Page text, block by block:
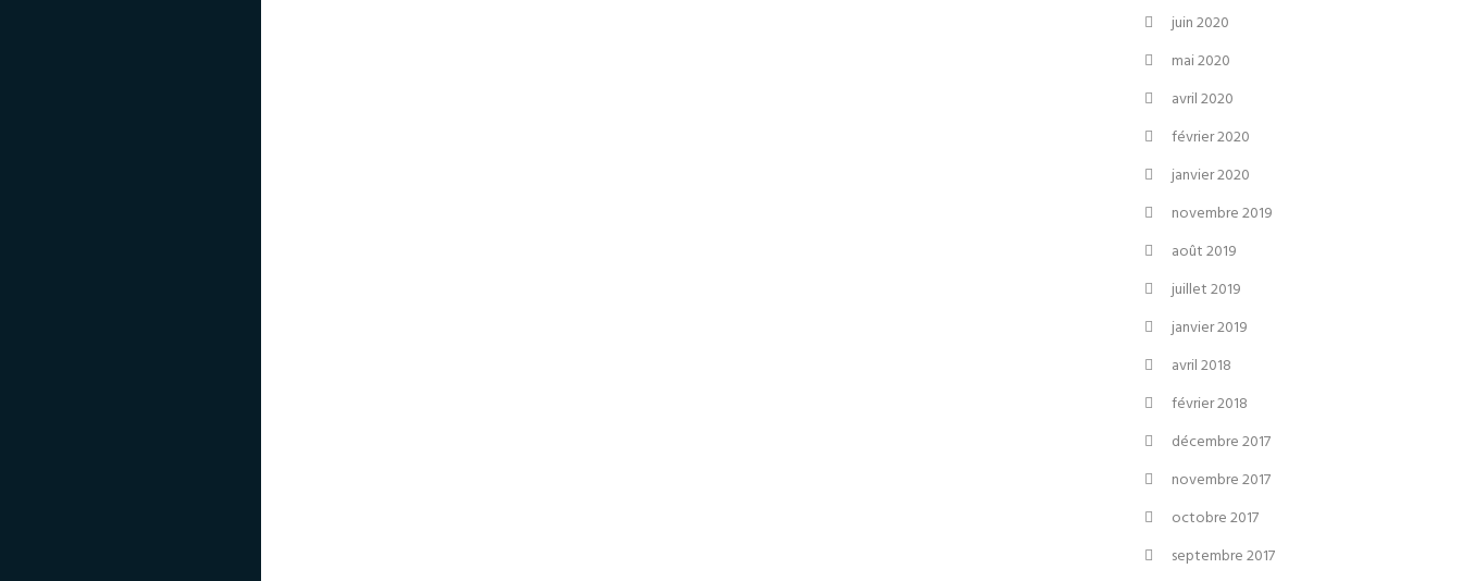
juin 2020
mai 2020
avril 2020
février 2020
janvier 2020
novembre 2019
août 2019
juillet 2019
janvier 2019
avril 2018
février 2018
décembre 2017
novembre 2017
octobre 2017
septembre 2017